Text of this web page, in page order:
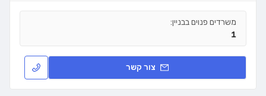
משרדים פנוים בבניין:
1
צור קשר